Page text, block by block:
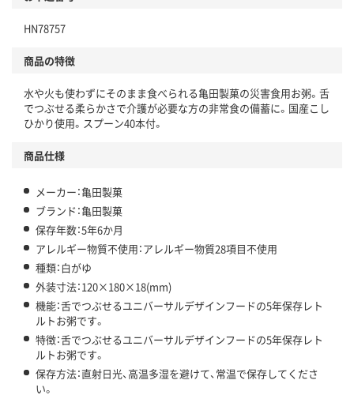
HN78757
商品の特徴
水や火も使わずにそのまま食べられる亀田製菓の災害食用お粥。舌
でつぶせる柔らかさで介護が必要な方の非常食の備蓄に。国産こし
ひかり使用。スプーン40本付。
商品仕様
メーカー：亀田製菓
ブランド：亀田製菓
保存年数：5年6か月
アレルギー物質不使用：アレルギー物質28項目不使用
種類：白がゆ
外装寸法：120×180×18(mm)
機能：舌でつぶせるユニバーサルデザインフードの5年保存レト
ルトお粥です。
特徴：舌でつぶせるユニバーサルデザインフードの5年保存レト
ルトお粥です。
保存方法：直射日光、高温多湿を避けて、常温で保存してくださ
い。